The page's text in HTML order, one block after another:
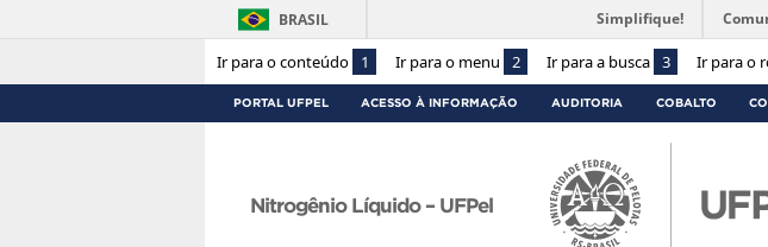
Ir para o conteúdo 1 Ir para o menu 2 Ir para a busca 3 Ir para o
BRASIL Simplifique!
PORTAL UFPEL ACESSO À INFORMAÇÃO AUDITORIA COBALTO
Nitrogênio Líquido – UFPel